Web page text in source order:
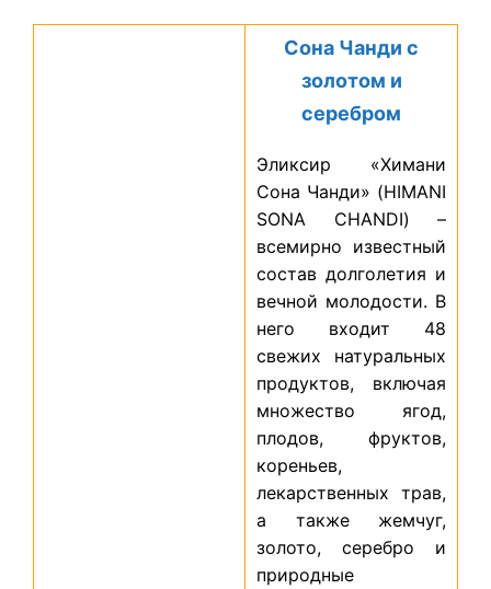
Сона Чанди с
золотом и
серебром
Эликсир «Химани
Сона Чанди» (HIMANI
SONA CHANDI) –
всемирно известный
состав долголетия и
вечной молодости. В
него входит 48
свежих натуральных
продуктов, включая
множество ягод,
плодов, фруктов,
кореньев,
лекарственных трав,
а также жемчуг,
золото, серебро и
природные